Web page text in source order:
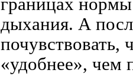
границах
дыхания. А
почувствовать,
«удобнее», чем